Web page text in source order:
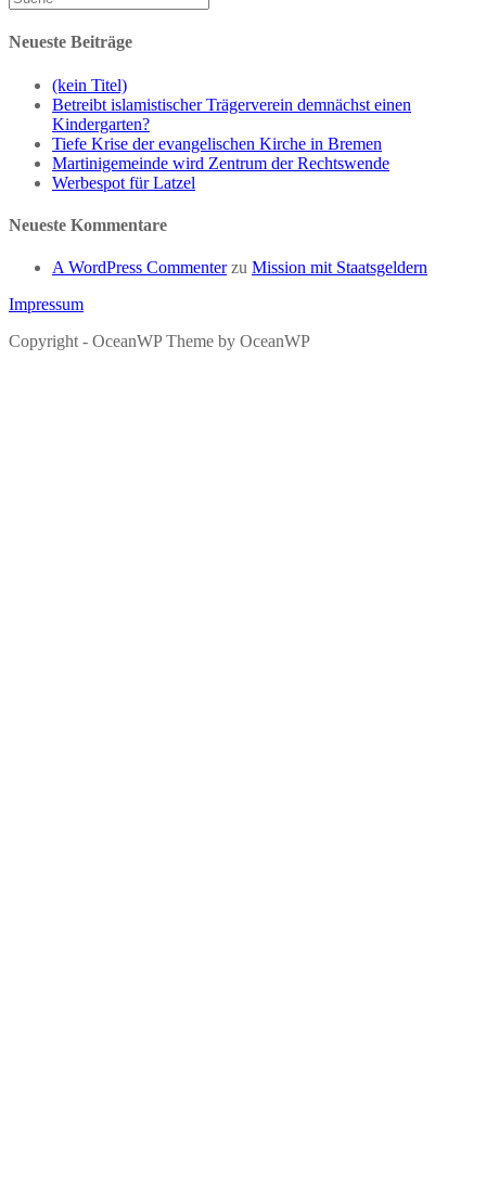
Neueste Beiträge
(kein Titel)
Betreibt islamistischer Trägerverein demnächst einen
Kindergarten?
Tiefe Krise der evangelischen Kirche in Bremen
Martinigemeinde wird Zentrum der Rechtswende
Werbespot für Latzel
Neueste Kommentare
A WordPress Commenterzu Mission mit Staatsgeldern
Impressum
Copyright - OceanWP Theme by OceanWP